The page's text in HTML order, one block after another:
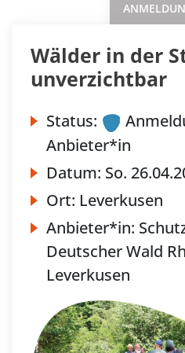
Wälder in der
unverzichtbar
Status:
Anbieter*in
Datum: So.
Ort: Leverkusen
Anbieter*in:
Deutscher Wald
Leverkusen